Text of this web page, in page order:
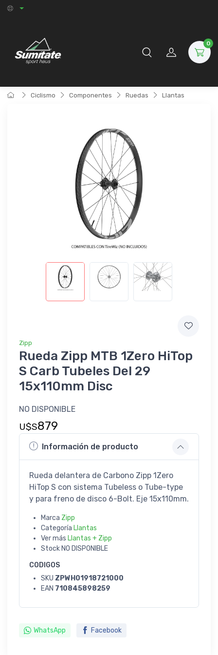
0
Ciclismo Componentes Ruedas Llantas
Zipp
Rueda Zipp MTB 1Zero HiTop
S Carb Tubeles Del 29
15x110mm Disc
NO DISPONIBLE
U$S879
Información de producto
Rueda delantera de Carbono Zipp 1Zero
HiTop S con sistema Tubeless o Tube-type
y para freno de disco 6-Bolt. Eje 15x110mm.
Marca Zipp
Categoría Llantas
Ver más Llantas + Zipp
Stock NO DISPONIBLE
CODIGOS
SKU ZPWH01918721000
EAN 710845898259
WhatsApp Facebook